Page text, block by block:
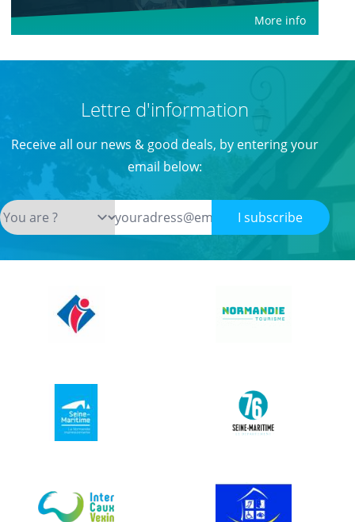
More info
Lettre d'information
Receive all our news & good deals, by entering your
email below:
I subscribe